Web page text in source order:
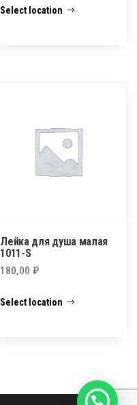
Select location
Лейка для душа малая
1011-S
180,00₽
Select location